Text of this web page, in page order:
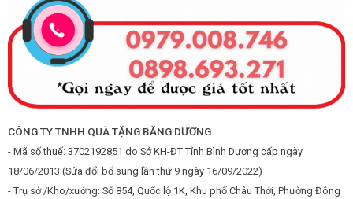
CÔNG TY TNHH QUÀ TẶNG BĂNG DƯƠNG
- Mã số thuế: 3702192851 do Sở KH-ĐT Tỉnh Bình Dương cấp ngày
18/06/2013 (Sửa đổi bổ sung lần thứ 9 ngày 16/09/2022)
- Trụ sở /Kho/xưởng: Số 854, Quốc lộ 1K, Khu phố Châu Thới, Phường Đông